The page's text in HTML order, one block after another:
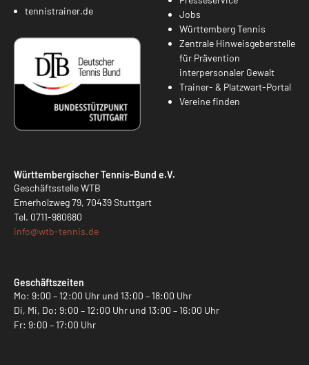
tennistrainer.de
Jobs
Württemberg Tennis
Zentrale Hinweisgeberstelle
für Prävention
interpersonaler Gewalt
Trainer- & Platzwart-Portal
Vereine finden
Württembergischer Tennis-Bund e.V.
Geschäftsstelle WTB
Emerholzweg 79, 70439 Stuttgart
Tel. 0711-980680
info@wtb-tennis.de
Geschäftszeiten
Mo: 9:00 – 12:00 Uhr und 13:00 – 18:00 Uhr
Di, Mi, Do: 9:00 – 12:00 Uhr und 13:00 – 16:00 Uhr
Fr: 9:00 – 17:00 Uhr